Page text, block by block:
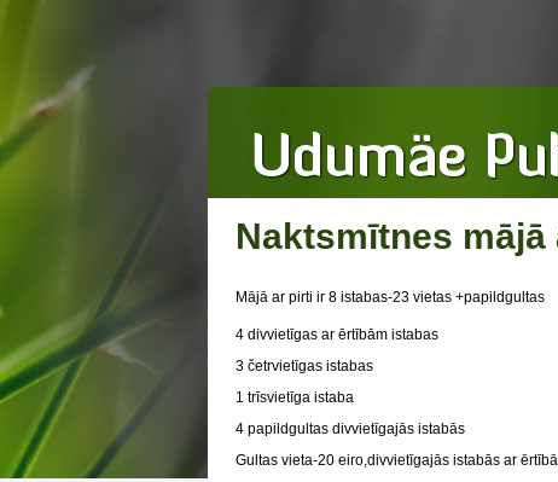
Naktsmītnes mājā
Mājā ar pirti ir 8 istabas-23 vietas +papildgultas
4 divvietīgas ar ērtībām istabas
3 četrvietīgas istabas
1 trīsvietīga istaba
4 papildgultas divvietīgajās istabās
Gultas vieta-20 eiro,divvietīgajās istabās ar